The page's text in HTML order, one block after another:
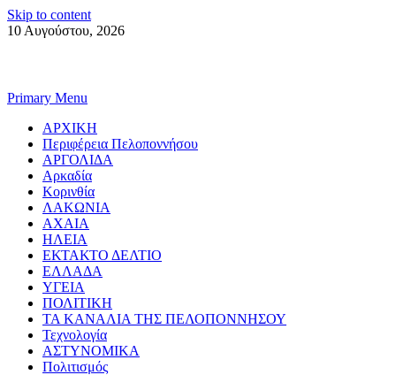
Skip to content
10 Αυγούστου, 2026
Primary Menu
ΑΡΧΙΚΗ
Περιφέρεια Πελοποννήσου
ΑΡΓΟΛΙΔΑ
Αρκαδία
Κορινθία
ΛΑΚΩΝΙΑ
ΑΧΑΙΑ
ΗΛΕΙΑ
ΕΚΤΑΚΤΟ ΔΕΛΤΙΟ
ΕΛΛΑΔΑ
ΥΓΕΙΑ
ΠΟΛΙΤΙΚΗ
ΤΑ ΚΑΝΑΛΙΑ ΤΗΣ ΠΕΛΟΠΟΝΝΗΣΟΥ
Τεχνολογία
ΑΣΤΥΝΟΜΙΚΑ
Πολιτισμός